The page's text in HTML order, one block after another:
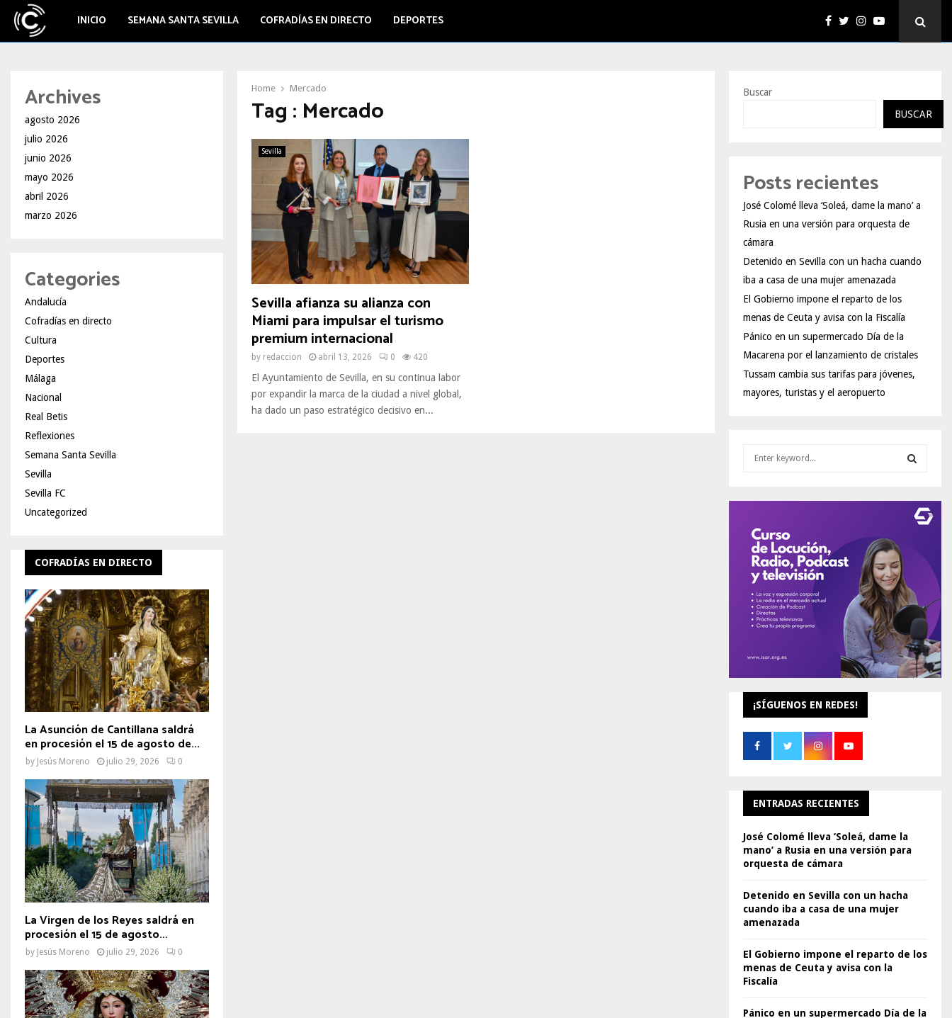
INICIO SEMANA SANTA SEVILLA COFRADÍAS EN DIRECTO DEPORTES
Home Mercado
Tag : Mercado
Sevilla
Sevilla afianza su alianza con
Miami para impulsar el turismo
premium internacional
by redaccion abril 13, 2026 0 420
El Ayuntamiento de Sevilla, en su continua labor
por expandir la marca de la ciudad a nivel global,
ha dado un paso estratégico decisivo en...
Archives
agosto 2026
julio 2026
junio 2026
mayo 2026
abril 2026
marzo 2026
Categories
Andalucía
Cofradías en directo
Cultura
Deportes
Málaga
Nacional
Real Betis
Reflexiones
Semana Santa Sevilla
Sevilla
Sevilla FC
Uncategorized
COFRADÍAS EN DIRECTO
La Asunción de Cantillana saldrá
en procesión el 15 de agosto de...
by Jesús Moreno julio 29, 2026 0
La Virgen de los Reyes saldrá en
procesión el 15 de agosto...
by Jesús Moreno julio 29, 2026 0
Buscar
BUSCAR
Posts recientes
José Colomé lleva ‘Soleá, dame la mano’ a
Rusia en una versión para orquesta de
cámara
Detenido en Sevilla con un hacha cuando
iba a casa de una mujer amenazada
El Gobierno impone el reparto de los
menas de Ceuta y avisa con la Fiscalía
Pánico en un supermercado Día de la
Macarena por el lanzamiento de cristales
Tussam cambia sus tarifas para jóvenes,
mayores, turistas y el aeropuerto
C
H
¡SÍGUENOS EN REDES!
ENTRADAS RECIENTES
José Colomé lleva ‘Soleá, dame la
mano’ a Rusia en una versión para
orquesta de cámara
Detenido en Sevilla con un hacha
cuando iba a casa de una mujer
amenazada
El Gobierno impone el reparto de los
menas de Ceuta y avisa con la
Fiscalía
Pánico en un supermercado Día de la